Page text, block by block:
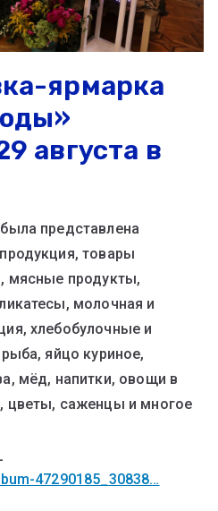
ярмарка
августа в
представлена
товары
мясные продукты,
молочная и
хлебобулочные и
яйцо куриное,
мёд, напитки, овощи в
цветы, саженцы и многое
47290185_30838…